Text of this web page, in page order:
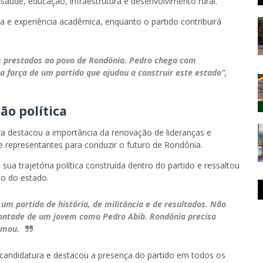
e experiência acadêmica, enquanto o partido contribuirá
ao povo de Rondônia. Pedro chega com
força de um partido que ajudou a construir este estado”,
política
a importância da renovação de lideranças e
para conduzir o futuro de Rondônia.
trajetória política construída dentro do partido e ressaltou
do estado.
um partido de história, de militância e de resultados. Não
de um jovem como Pedro Abib. Rondônia precisa
e destacou a presença do partido em todos os